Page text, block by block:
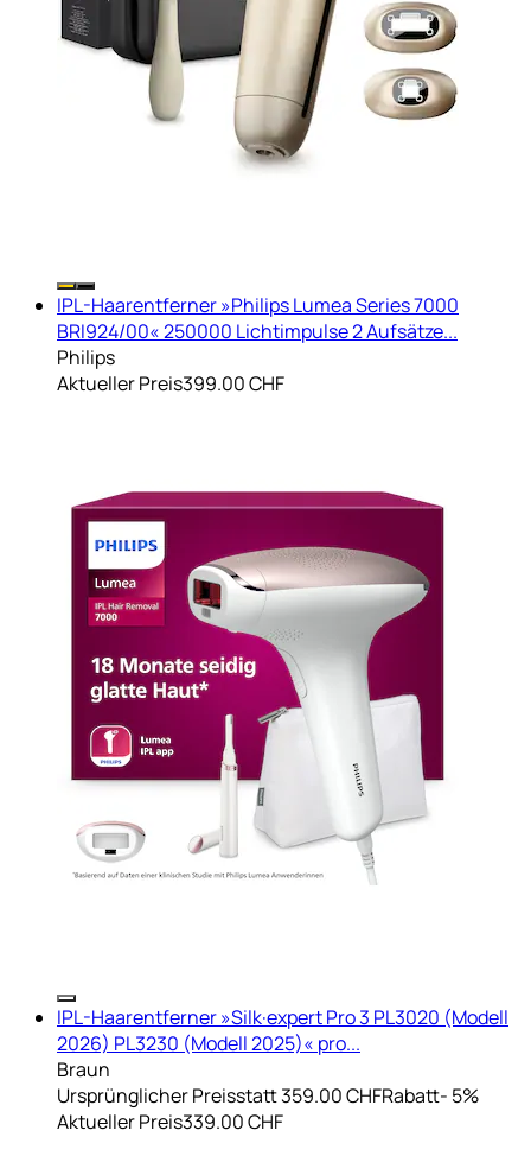
IPL-Haarentferner »Philips Lumea Series 7000
BRI924/00« 250000 Lichtimpulse 2 Aufsätze...
Philips
Aktueller Preis399.00 CHF
IPL-Haarentferner »Silk·expert Pro 3 PL3020 (Modell
2026) PL3230 (Modell 2025)« pro...
Braun
Ursprünglicher Preisstatt 359.00 CHFRabatt- 5%
Aktueller Preis339.00 CHF